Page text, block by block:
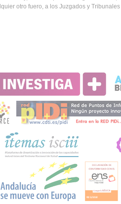
otro fuero, a los Juzgados y